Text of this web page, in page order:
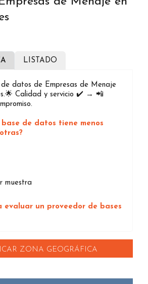
LISTADO
datos de Empresas de Menaje
Calidad y servicio ✔️ → 📲
base de datos tiene menos
muestra
evaluar un proveedor de bases
ZONA GEOGRÁFICA